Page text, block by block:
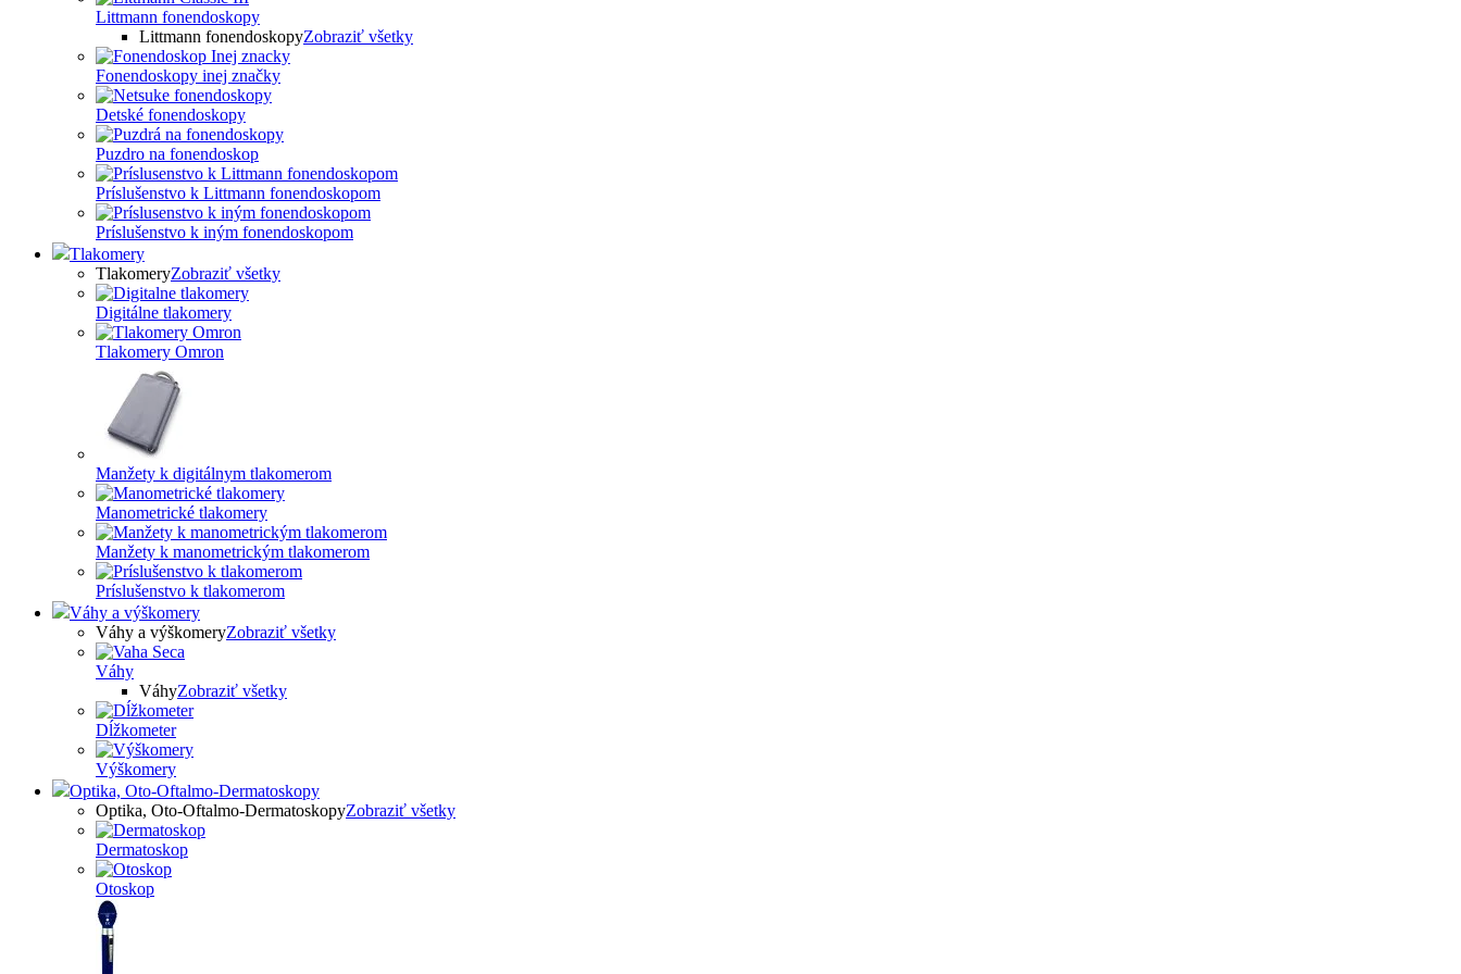
Littmann fonendoskopy
Littmann fonendoskopyZobraziť všetky
Fonendoskopy inej značky
Detské fonendoskopy
Puzdro na fonendoskop
Príslušenstvo k Littmann fonendoskopom
Príslušenstvo k iným fonendoskopom
Tlakomery
TlakomeryZobraziť všetky
Digitálne tlakomery
Tlakomery Omron
Manžety k digitálnym tlakomerom
Manometrické tlakomery
Manžety k manometrickým tlakomerom
Príslušenstvo k tlakomerom
Váhy a výškomery
Váhy a výškomeryZobraziť všetky
Váhy
VáhyZobraziť všetky
Dĺžkometer
Výškomery
Optika, Oto-Oftalmo-Dermatoskopy
Optika, Oto-Oftalmo-DermatoskopyZobraziť všetky
Dermatoskop
Otoskop